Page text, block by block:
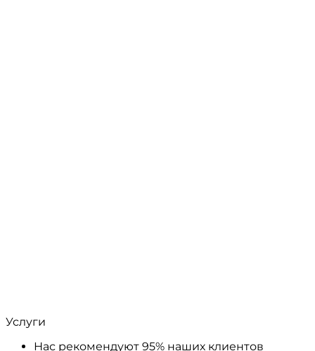
Услуги
Нас рекомендуют 95% наших клиентов